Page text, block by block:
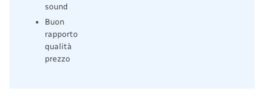
sound
Buon
rapporto
qualità
prezzo